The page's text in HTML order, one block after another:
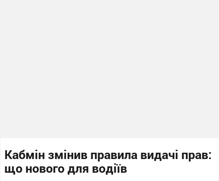
Кабмін змінив правила видачі прав:
що нового для водіїв